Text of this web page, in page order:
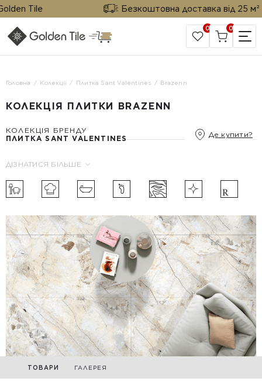
Tile Безкоштовна доставка від 25 м²
САЙТ КОМПАНІЇ
0 0
Головна Колекції Плитка Sant Valentines Brazenn
КОЛЕКЦІЯ ПЛИТКИ BRAZENN
КОЛЕКЦІЯ БРЕНДУ
ПЛИТКА SANT VALENTINES
Де купити?
ДІЗНАТИСЯ БІЛЬШЕ
ТОВАРИ ГАЛЕРЕЯ